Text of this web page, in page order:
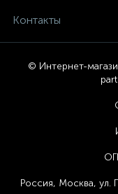
Контакты
© Интернет-
Россия, Москва, ул.